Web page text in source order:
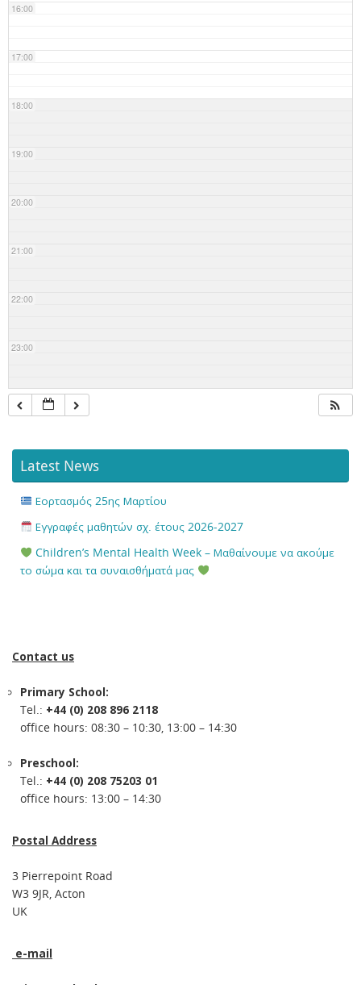
16:00
17:00
18:00
19:00
20:00
21:00
22:00
23:00
Latest News
Εορτασμός 25ης Μαρτίου
Εγγραφές μαθητών σχ. έτους 2026-2027
Children’s Mental Health Week – Μαθαίνουμε να ακούμε
το σώμα και τα συναισθήματά μας
Contact us
Primary School:
Tel.: +44 (0) 208 896 2118
office hours: 08:30 – 10:30, 13:00 – 14:30
Preschool:
Tel.: +44 (0) 208 75203 01
office hours: 13:00 – 14:30
Postal Address
3 Pierrepoint Road
W3 9JR, Acton
UK
e-mail